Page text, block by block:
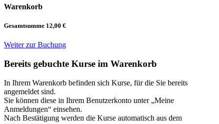
Warenkorb
Gesamtsumme 12,00 €
Weiter zur Buchung
Bereits gebuchte Kurse im Warenkorb
In Ihrem Warenkorb befinden sich Kurse, für die Sie bereits
angemeldet sind.
Sie können diese in Ihrem Benutzerkonto unter „Meine
Anmeldungen“ einsehen.
Nach Bestätigung werden die Kurse automatisch aus dem